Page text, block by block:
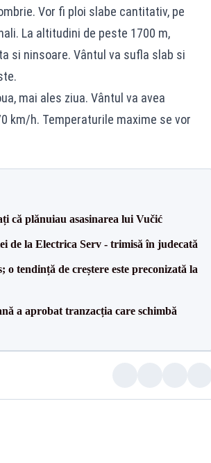
Vor fi ploi slabe cantitativ, pe
La altitudini de peste 1700 m,
si ninsoare. Vântul va sufla slab si
mai ales ziua. Vântul va avea
km/h. Temperaturile maxime se vor
că plănuiau asasinarea lui Vučić
de la Electrica Serv - trimisă în judecată
tendință de creștere este preconizată la
a aprobat tranzacția care schimbă